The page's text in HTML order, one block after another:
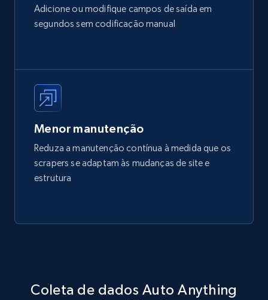
Adicione ou modifique campos de saída em
segundos sem codificação manual
Menor manutenção
Reduza a manutenção contínua à medida que os
scrapers se adaptam às mudanças de site e
estrutura
Coleta de dados Auto Anything